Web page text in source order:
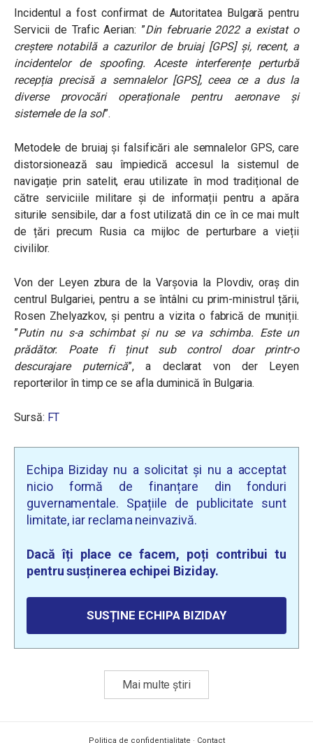
Incidentul a fost confirmat de Autoritatea Bulgară pentru
Servicii de Trafic Aerian: ”Din februarie 2022 a existat o
creștere notabilă a cazurilor de bruiaj [GPS] și, recent, a
incidentelor de spoofing. Aceste interferențe perturbă
recepția precisă a semnalelor [GPS], ceea ce a dus la
diverse provocări operaționale pentru aeronave și
sistemele de la sol”.
Metodele de bruiaj și falsificări ale semnalelor GPS, care
distorsionează sau împiedică accesul la sistemul de
navigație prin satelit, erau utilizate în mod tradițional de
către serviciile militare și de informații pentru a apăra
siturile sensibile, dar a fost utilizată din ce în ce mai mult
de țări precum Rusia ca mijloc de perturbare a vieții
civililor.
Von der Leyen zbura de la Varșovia la Plovdiv, oraș din
centrul Bulgariei, pentru a se întâlni cu prim-ministrul țării,
Rosen Zhelyazkov, și pentru a vizita o fabrică de muniții.
”Putin nu s-a schimbat și nu se va schimba. Este un
prădător. Poate fi ținut sub control doar printr-o
descurajare puternică”, a declarat von der Leyen
reporterilor în timp ce se afla duminică în Bulgaria.
Sursă: FT
Echipa Biziday nu a solicitat și nu a acceptat
nicio formă de finanțare din fonduri
guvernamentale. Spațiile de publicitate sunt
limitate, iar reclama neinvazivă.
Dacă îți place ce facem, poți contribui tu
pentru susținerea echipei Biziday.
SUSȚINE ECHIPA BIZIDAY
Mai multe știri
Politica de confidențialitate · Contact